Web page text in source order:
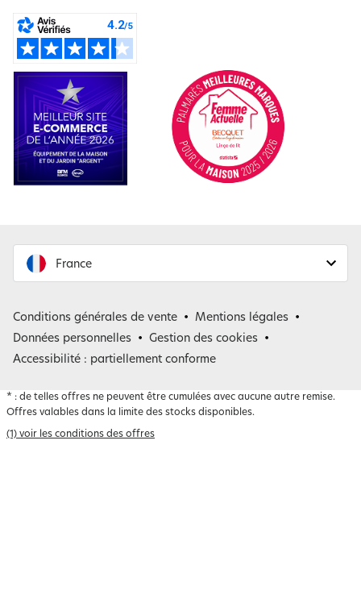
France
Belgique
Conditions générales de vente
Mentions légales
Données personnelles
Gestion des cookies
Accessibilité : partiellement conforme
* : de telles offres ne peuvent être cumulées avec aucune autre remise.
Offres valables dans la limite des stocks disponibles.
(1) voir les conditions des offres